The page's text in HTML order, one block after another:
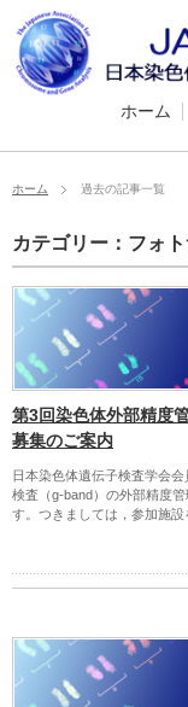
ホーム
ホーム 過去の記事一覧
カテゴリー：フォ
第3回染色体外部精度
募集のご案内
日本染色体遺伝子検査学会
検査（g-band）の外部精度
す。つきましては，参加施設